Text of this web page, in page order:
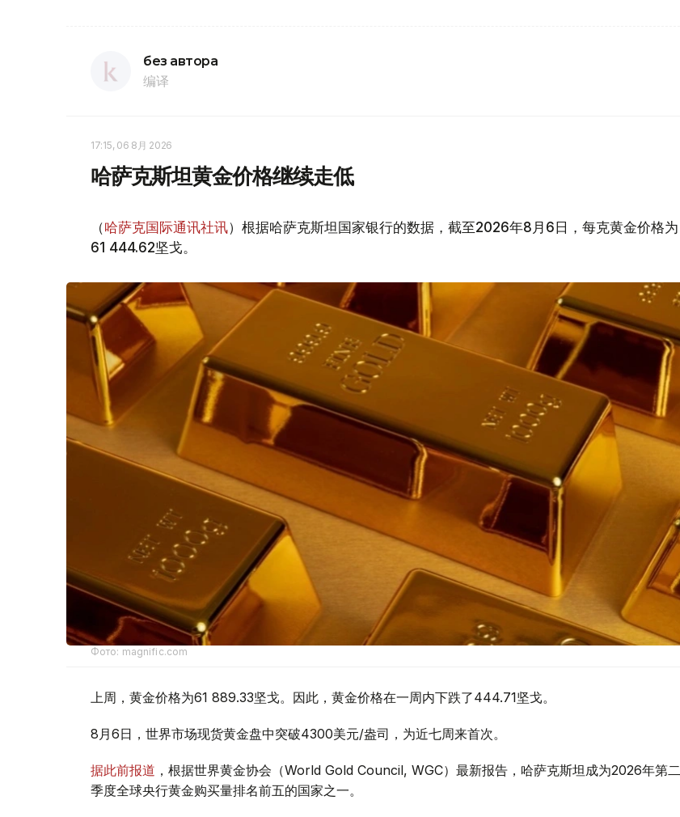
без автора
编译
17:15, 06 8月 2026
哈萨克斯坦黄金价格继续走低
（哈萨克国际通讯社讯）根据哈萨克斯坦国家银行的数据，截至2026年8月6日，每克黄金价格为
61 444.62坚戈。
Фото: magnific.com
上周，黄金价格为61 889.33坚戈。因此，黄金价格在一周内下跌了444.71坚戈。
8月6日，世界市场现货黄金盘中突破4300美元/盎司，为近七周来首次。
据此前报道 ，根据世界黄金协会（World Gold Council, WGC）最新报告，哈萨克斯坦成为2026年第二
季度全球央行黄金购买量排名前五的国家之一。